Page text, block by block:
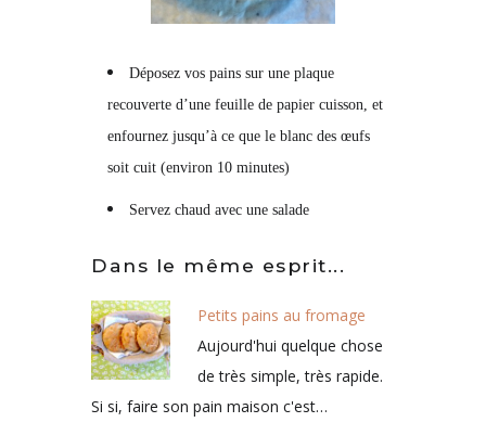
Déposez vos pains sur une plaque
recouverte d’une feuille de papier cuisson, et
enfournez jusqu’à ce que le blanc des œufs
soit cuit (environ 10 minutes)
Servez chaud avec une salade
Dans le même esprit...
Petits pains au fromage
Aujourd'hui quelque chose
de très simple, très rapide.
Si si, faire son pain maison c'est…